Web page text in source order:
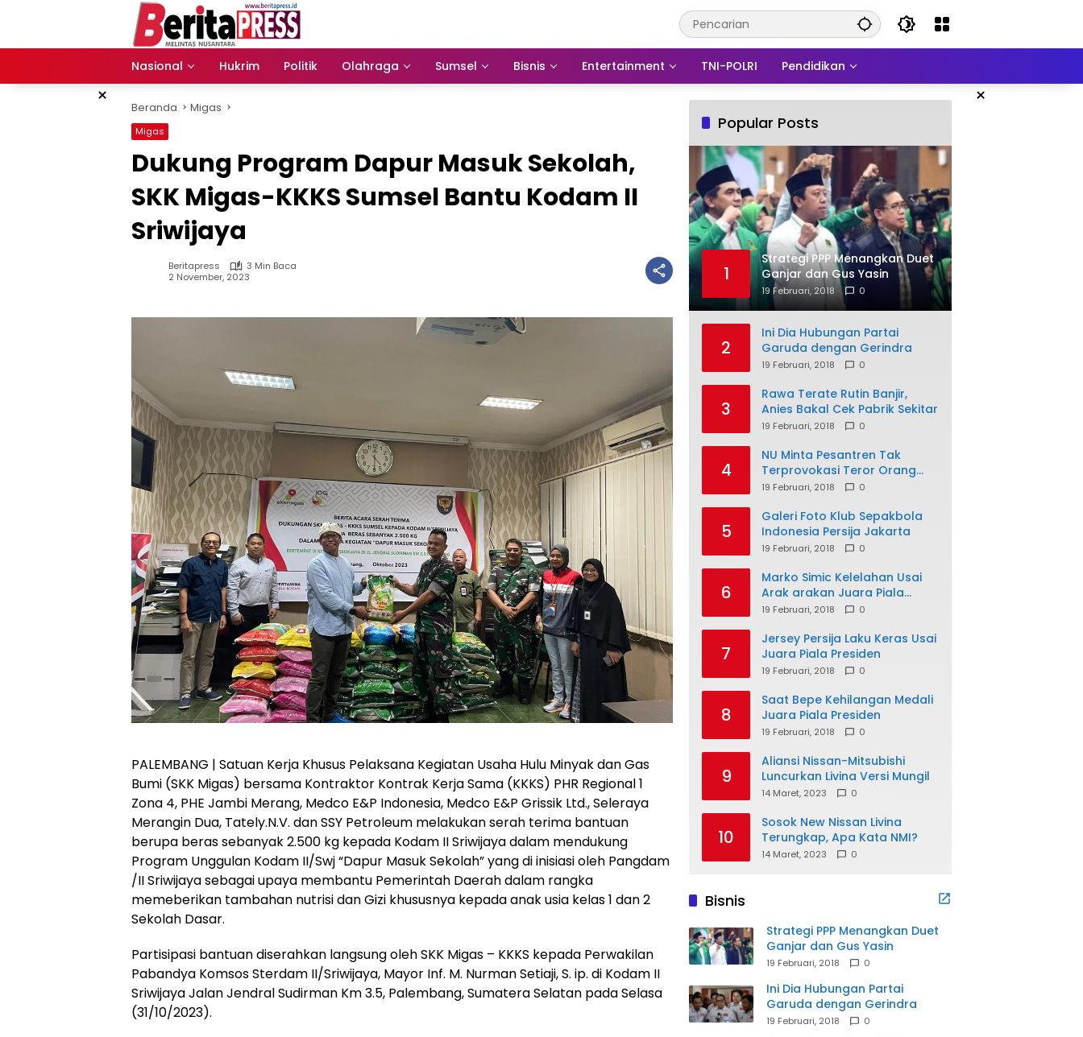
Nasional
Hukrim Politik Olahraga Sumsel Bisnis Entertainment TNI-POLRI Pendidikan
× ×
Beranda Migas
Migas
Dukung Program Dapur Masuk Sekolah,
SKK Migas-KKKS Sumsel Bantu Kodam II
Sriwijaya
Beritapress
3 Min Baca
2 November, 2023
PALEMBANG | Satuan Kerja Khusus Pelaksana Kegiatan Usaha Hulu Minyak dan Gas
Bumi (SKK Migas) bersama Kontraktor Kontrak Kerja Sama (KKKS) PHR Regional 1
Zona 4, PHE Jambi Merang, Medco E&P Indonesia, Medco E&P Grissik Ltd., Seleraya
Merangin Dua, Tately.N.V. dan SSY Petroleum melakukan serah terima bantuan
berupa beras sebanyak 2.500 kg kepada Kodam II Sriwijaya dalam mendukung
Program Unggulan Kodam II/Swj “Dapur Masuk Sekolah” yang di inisiasi oleh Pangdam
/II Sriwijaya sebagai upaya membantu Pemerintah Daerah dalam rangka
memeberikan tambahan nutrisi dan Gizi khususnya kepada anak usia kelas 1 dan 2
Sekolah Dasar.
Partisipasi bantuan diserahkan langsung oleh SKK Migas – KKKS kepada Perwakilan
Pabandya Komsos Sterdam II/Sriwijaya, Mayor Inf. M. Nurman Setiaji, S. ip. di Kodam II
Sriwijaya Jalan Jendral Sudirman Km 3.5, Palembang, Sumatera Selatan pada Selasa
(31/10/2023).
Popular Posts
1
Strategi PPP Menangkan Duet
Ganjar dan Gus Yasin
19 Februari, 2018 0
2
Ini Dia Hubungan Partai
Garuda dengan Gerindra
19 Februari, 2018 0
3
Rawa Terate Rutin Banjir,
Anies Bakal Cek Pabrik Sekitar
19 Februari, 2018 0
4
NU Minta Pesantren Tak
Terprovokasi Teror Orang
Gila
19 Februari, 2018 0
5
Galeri Foto Klub Sepakbola
Indonesia Persija Jakarta
19 Februari, 2018 0
6
Marko Simic Kelelahan Usai
Arak arakan Juara Piala
Presiden
19 Februari, 2018 0
7
Jersey Persija Laku Keras Usai
Juara Piala Presiden
19 Februari, 2018 0
8
Saat Bepe Kehilangan Medali
Juara Piala Presiden
19 Februari, 2018 0
9
Aliansi Nissan-Mitsubishi
Luncurkan Livina Versi Mungil
14 Maret, 2023 0
10
Sosok New Nissan Livina
Terungkap, Apa Kata NMI?
14 Maret, 2023 0
Bisnis
Strategi PPP Menangkan Duet
Ganjar dan Gus Yasin
19 Februari, 2018 0
Ini Dia Hubungan Partai
Garuda dengan Gerindra
19 Februari, 2018 0